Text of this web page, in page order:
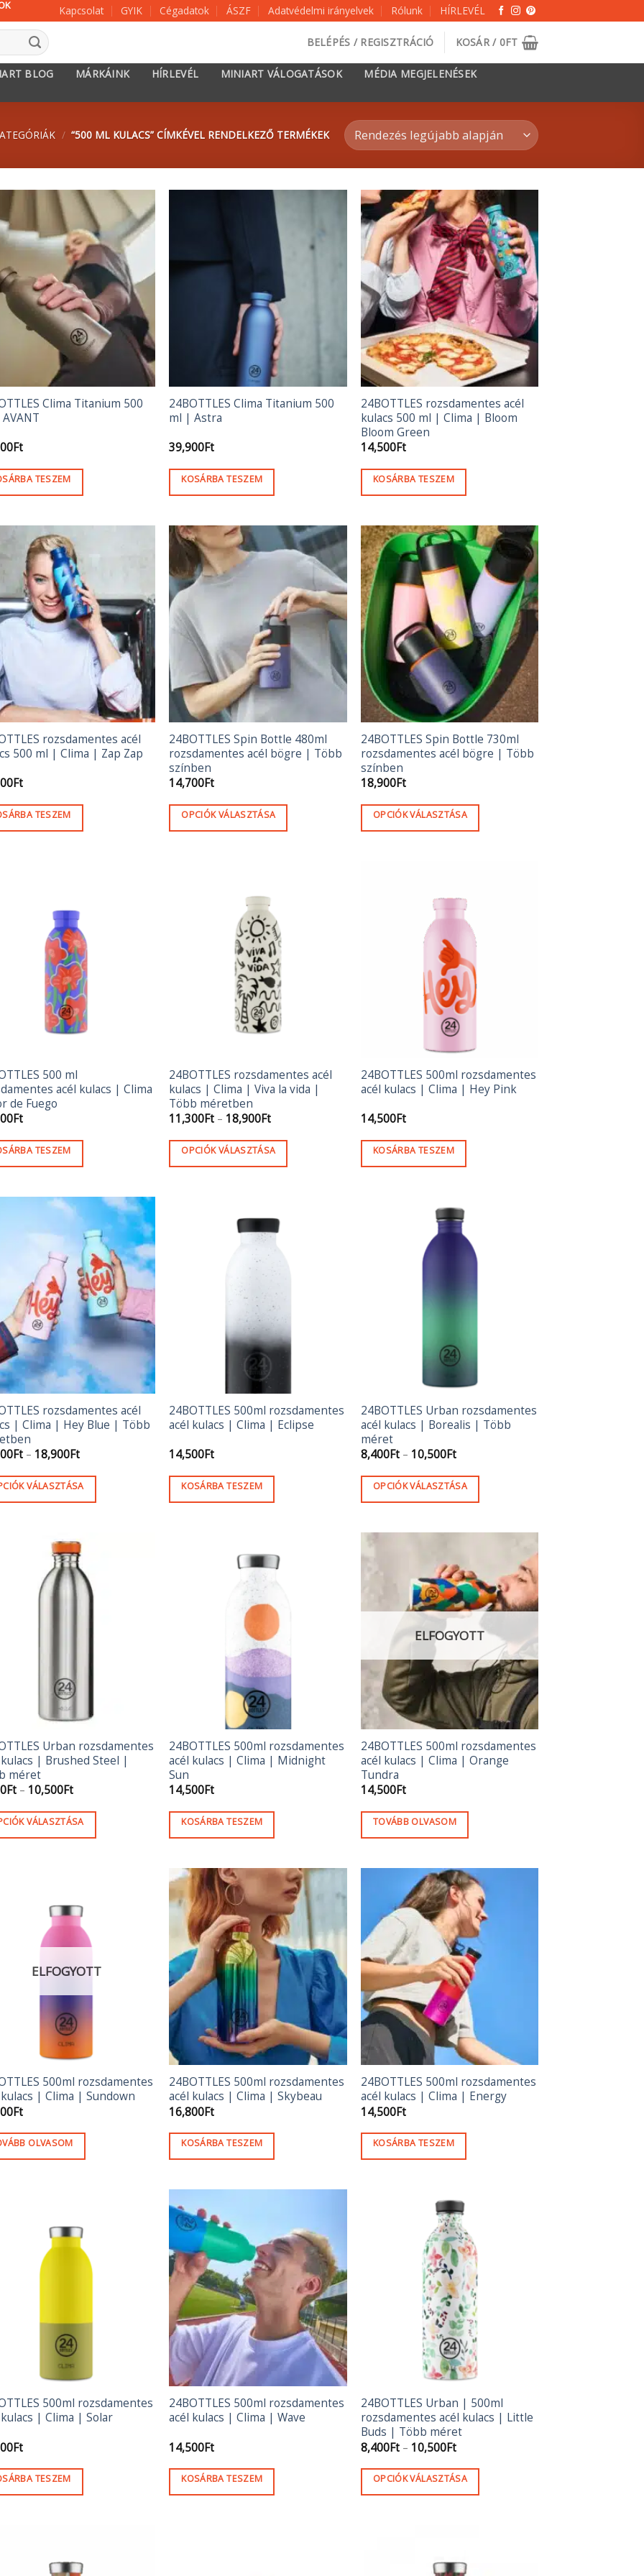
Kapcsolat GYIK Cégadatok ÁSZF Adatvédelmi irányelvek Rólunk HÍRLEVÉL
BELÉPÉS / REGISZTRÁCIÓ KOSÁR / 0FT
BLOG MÁRKÁINK HÍRLEVÉL MINIART VÁLOGATÁSOK
MÉDIA MEGJELENÉSEK
/ “500 ML KULACS” CÍMKÉVEL RENDELKEZŐ TERMÉKEK
Clima Titanium 500
Ft
TESZEM
24BOTTLES Clima Titanium 500
ml | Astra
39,900Ft
KOSÁRBA TESZEM
24BOTTLES rozsdamentes acél
kulacs 500 ml | Clima | Bloom
Bloom Green
14,500Ft
KOSÁRBA TESZEM
rozsdamentes acél
500 ml | Clima | Zap Zap
Ft
TESZEM
24BOTTLES Spin Bottle 480ml
rozsdamentes acél bögre | Több
színben
14,700Ft
OPCIÓK VÁLASZTÁSA
termékoldalon
választhatók
24BOTTLES Spin Bottle 730ml
rozsdamentes acél bögre | Több
színben
18,900Ft
OPCIÓK VÁLASZTÁSA
termékoldalon
választhatók
500 ml
acél kulacs | Clima
de Fuego
Ft
TESZEM
24BOTTLES rozsdamentes acél
kulacs | Clima | Viva la vida |
Több méretben
11,300Ft – 18,900FtÁrtartomány:
-
18,900Ft
OPCIÓK VÁLASZTÁSA
termékoldalon
választhatók
24BOTTLES 500ml rozsdamentes
acél kulacs | Clima | Hey Pink
14,500Ft
KOSÁRBA TESZEM
rozsdamentes acél
| Clima | Hey Blue | Több
Ft – 18,900FtÁrtartomány:
-
18,900Ft
VÁLASZTÁSA
24BOTTLES 500ml rozsdamentes
acél kulacs | Clima | Eclipse
14,500Ft
KOSÁRBA TESZEM
24BOTTLES Urban rozsdamentes
acél kulacs | Borealis | Több
méret
8,400Ft – 10,500FtÁrtartomány:
-
10,500Ft
OPCIÓK VÁLASZTÁSA
terméknek
van.
A
változatok
termékoldalon
választhatók
ki
Urban rozsdamentes
| Brushed Steel |
méret
Ft – 10,500FtÁrtartomány:
-
10,500Ft
VÁLASZTÁSA
24BOTTLES 500ml rozsdamentes
acél kulacs | Clima | Midnight
Sun
14,500Ft
KOSÁRBA TESZEM
ELFOGYOTT
24BOTTLES 500ml rozsdamentes
acél kulacs | Clima | Orange
Tundra
14,500Ft
TOVÁBB OLVASOM
ELFOGYOTT
500ml rozsdamentes
| Clima | Sundown
Ft
OLVASOM
24BOTTLES 500ml rozsdamentes
acél kulacs | Clima | Skybeau
16,800Ft
KOSÁRBA TESZEM
24BOTTLES 500ml rozsdamentes
acél kulacs | Clima | Energy
14,500Ft
KOSÁRBA TESZEM
500ml rozsdamentes
| Clima | Solar
Ft
TESZEM
24BOTTLES 500ml rozsdamentes
acél kulacs | Clima | Wave
14,500Ft
KOSÁRBA TESZEM
24BOTTLES Urban | 500ml
rozsdamentes acél kulacs | Little
Buds | Több méret
8,400Ft – 10,500FtÁrtartomány:
-
10,500Ft
OPCIÓK VÁLASZTÁSA